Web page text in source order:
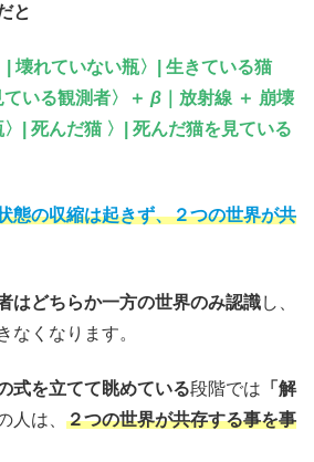
と
壊れていない瓶〉| 生きている猫
いる観測者〉＋ β ｜放射線 ＋ 崩壊
| 死んだ猫 〉| 死んだ猫を見ている
態の収縮は起きず、２つの世界が共
はどちらか一方の世界のみ認識し、
なくなります。
式を立てて眺めている段階では 「解
人は、 ２つの世界が共存する事を事